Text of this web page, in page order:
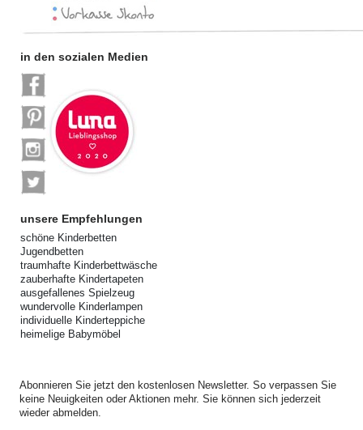
in den sozialen Medien
unsere Empfehlungen
schöne Kinderbetten
Jugendbetten
traumhafte Kinderbettwäsche
zauberhafte Kindertapeten
ausgefallenes Spielzeug
wundervolle Kinderlampen
individuelle Kinderteppiche
heimelige Babymöbel
Abonnieren Sie jetzt den kostenlosen Newsletter. So verpassen Sie
keine Neuigkeiten oder Aktionen mehr. Sie können sich jederzeit
wieder abmelden.